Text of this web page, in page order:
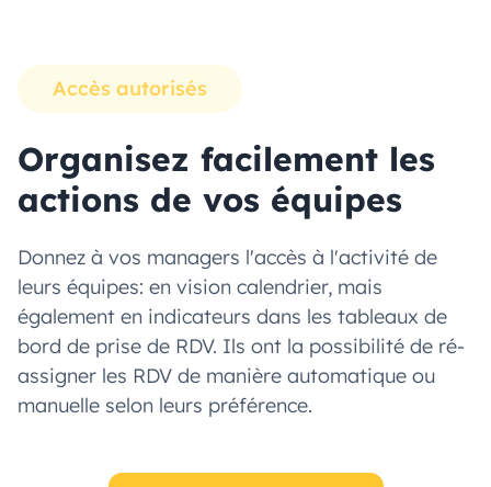
Accès autorisés
Organisez facilement les
actions de vos équipes
Donnez à vos managers l'accès à l'activité de
leurs équipes: en vision calendrier, mais
également en indicateurs dans les tableaux de
bord de prise de RDV. Ils ont la possibilité de ré-
assigner les RDV de manière automatique ou
manuelle selon leurs préférence.